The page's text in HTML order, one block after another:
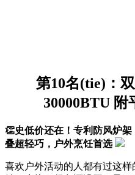
第10名(tie)：
30000BTU
👏史低价还在！专利防风炉
叠超轻巧，户外烹饪首选
喜欢户外活动的人都有过这